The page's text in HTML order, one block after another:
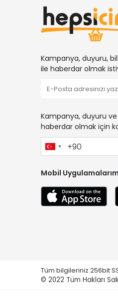
Kampanya, duyuru,
ile haberdar olmak
Kampanya, duyuru
haberdar olmak için
Mobil
Tüm bilgileriniz 256bit
© 2022 Tüm Hakları